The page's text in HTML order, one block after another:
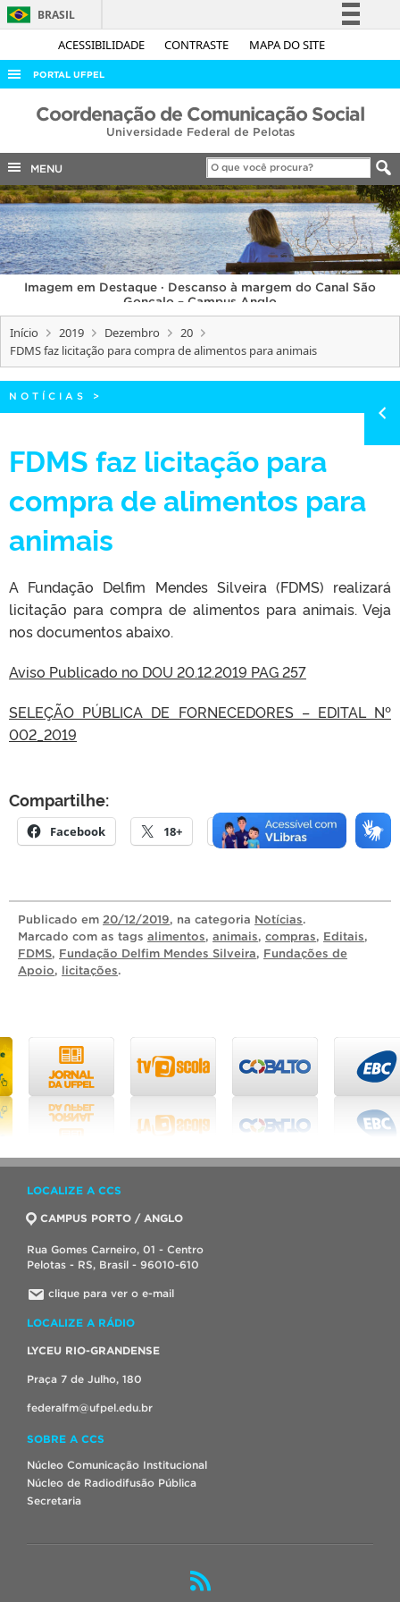
ACESSIBILIDADE CONTRASTE MAPA DO SITE
BRASIL
Simplifique!
Acesso à informação
Legislação
Canais
PORTAL UFPEL
ACESSO À INFORMAÇÃO
COBALTO
CONCURSOS
EDITAIS
INTERNACIONAL
OUVIDORIA
PORTARIAS
TELEFONES
Coordenação de Comunicação Social
Universidade Federal de Pelotas
MENU
Imagem em Destaque · Descanso à margem do Canal São
Gonçalo – Campus Anglo
Início 2019 Dezembro
20
FDMS faz licitação para compra de alimentos para animais
NOTÍCIAS >
FDMS faz licitação para
compra de alimentos para
animais
A Fundação Delfim Mendes Silveira (FDMS) realizará
licitação para compra de alimentos para animais. Veja
nos documentos abaixo.
Aviso Publicado no DOU 20.12.2019 PAG 257
SELEÇÃO PÚBLICA DE FORNECEDORES – EDITAL Nº
002_2019
Compartilhe:
Facebook 18+ E-mail
Publicado em 20/12/2019, na categoria Notícias.
Marcado com as tags alimentos, animais, compras, Editais,
FDMS, Fundação Delfim Mendes Silveira, Fundações de
Apoio, licitações.
LOCALIZE A CCS
CAMPUS PORTO / ANGLO
Rua Gomes Carneiro, 01 - Centro
Pelotas - RS, Brasil - 96010-610
clique para ver o e-mail
LOCALIZE A RÁDIO
LYCEU RIO-GRANDENSE
Praça 7 de Julho, 180
federalfm@ufpel.edu.br
SOBRE A CCS
Núcleo Comunicação Institucional
Núcleo de Radiodifusão Pública
Secretaria